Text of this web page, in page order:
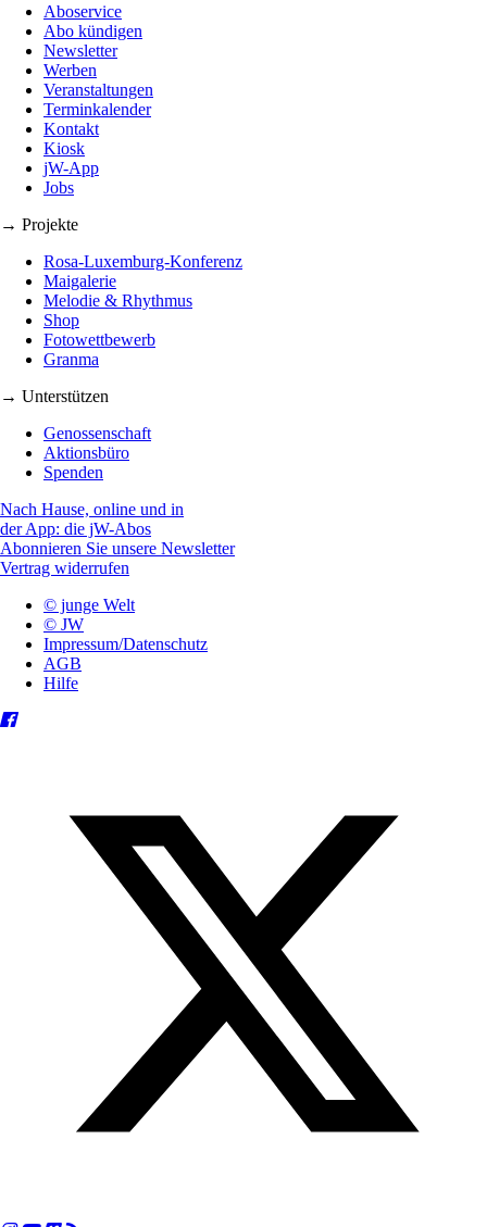
Aboservice
Abo kündigen
Newsletter
Werben
Veranstaltungen
Terminkalender
Kontakt
Kiosk
jW-App
Jobs
→ Projekte
Rosa-Luxemburg-Konferenz
Maigalerie
Melodie & Rhythmus
Shop
Fotowettbewerb
Granma
→ Unterstützen
Genossenschaft
Aktionsbüro
Spenden
Nach Hause, online und in
der App: die jW-Abos
Abonnieren Sie unsere Newsletter
Vertrag widerrufen
© junge Welt
© JW
Impressum/Datenschutz
AGB
Hilfe